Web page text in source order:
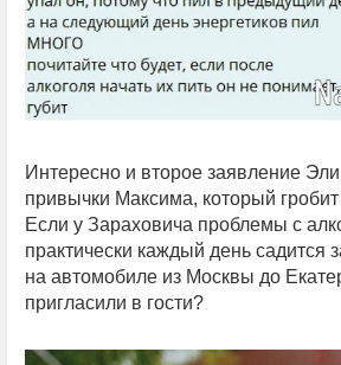
Интересно и второе заявление
привычки Максима, который
Если у Зараховича проблемы с
практически каждый день садится
на автомобиле из Москвы до
пригласили в гости?